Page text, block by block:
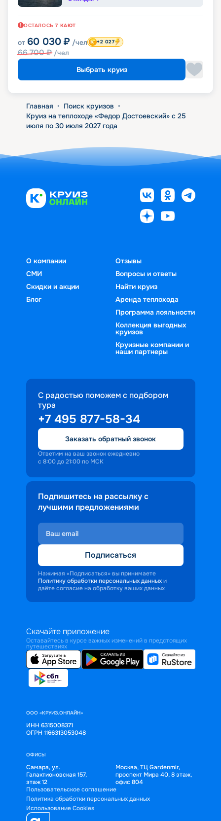
ОСТАЛОСЬ 7 КАЮТ
от 60 030 ₽ /чел
66 700₽ /чел
+2 027
Выбрать круиз
Главная • Поиск круизов •
Круиз на теплоходе «Федор Достоевский» с 25
июля по 30 июля 2027 года
О компании
СМИ
Скидки и акции
Блог
Отзывы
Вопросы и ответы
Найти круиз
Аренда теплохода
Программа лояльности
Коллекция выгодных
круизов
Круизные компании и
наши партнеры
С радостью поможем с подбором
тура
+7 495 877-58-34
Заказать обратный звонок
Ответим на ваш звонок ежедневно
с 8:00 до 21:00 по МСК
Подпишитесь на рассылку с
лучшими предложениями
Подписаться
Нажимая «Подписаться» вы принимаете
Политику обработки персональных данных и
даёте согласие на обработку ваших данных
Скачайте приложение
Оставайтесь в курсе важных изменений в предстоящих
путешествиях
ООО «КРУИЗ.ОНЛАЙН»
ИНН 6315008371
ОГРН 1166313053048
ОФИСЫ
Самара, ул.
Галактионовская 157,
этаж 12
Москва, ТЦ Gardenmir,
проспект Мира 40, 8 этаж,
офис 804
Пользовательское соглашение
Политика обработки персональных данных
Использование Cookies